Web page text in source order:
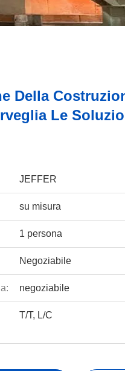
Della
Le
JEFFER
su misura
1 persona
Negoziabile
negoziabile
T/T, L/C